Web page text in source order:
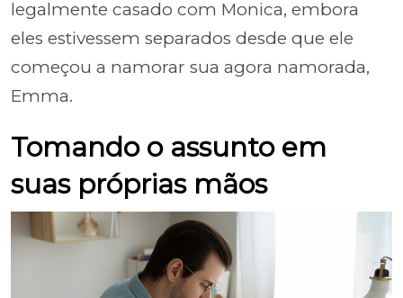
legalmente casado com Monica, embora
eles estivessem separados desde que ele
começou a namorar sua agora namorada,
Emma.
Tomando o assunto em
suas próprias mãos